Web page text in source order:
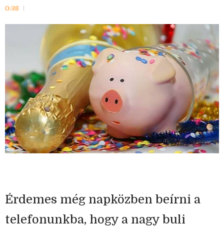
0:38
Érdemes még napközben beírni a
telefonunkba, hogy a nagy buli